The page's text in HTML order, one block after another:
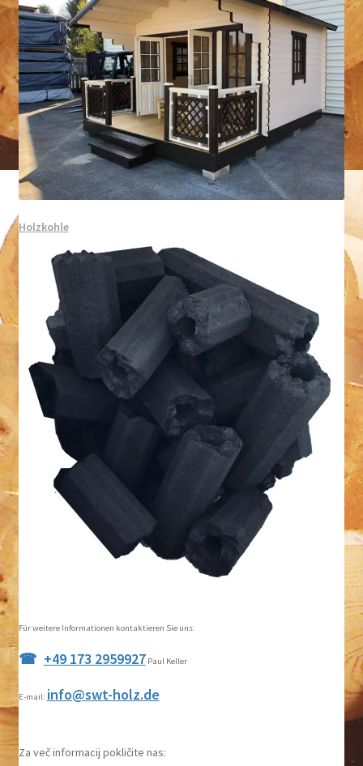
Holzkohle
Für weitere Informationen kontaktieren Sie uns:
+49 173 2959927 Paul Keller
E-mail: info@swt-holz.de
Za več informacij pokličite nas: